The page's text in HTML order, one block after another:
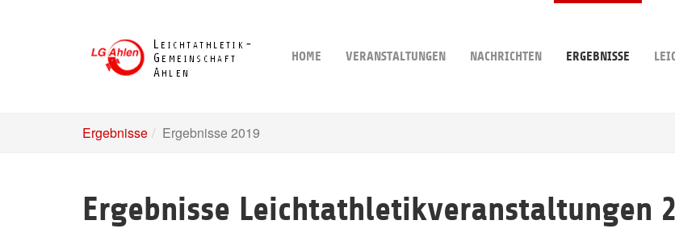
HOME VERANSTALTUNGEN NACHRICHTEN ERGEBNISSE
Ergebnisse Ergebnisse 2019
Ergebnisse Leichtathletikveranstaltungen